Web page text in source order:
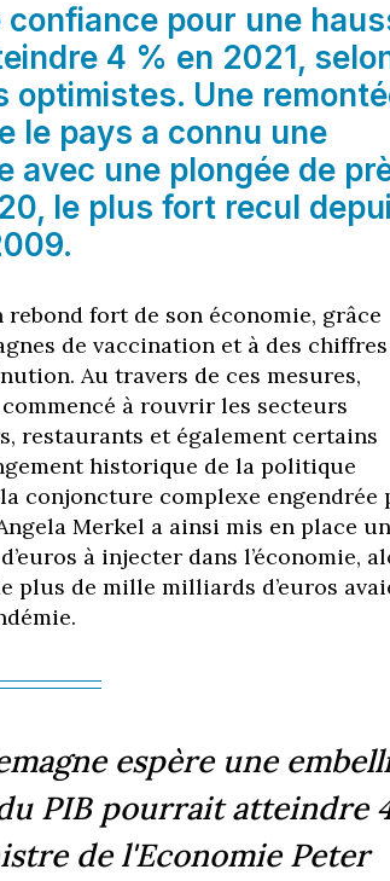
confiance pour une
4 % en 2021,
optimistes. Une
le pays a connu une
avec une plongée de
le plus fort recul
rebond fort de son économie, grâce
de vaccination et à des
Au travers de ces mesures,
à rouvrir les secteurs
restaurants et également certains
historique de la politique
conjoncture complexe engendrée
Merkel a ainsi mis en place un
à injecter dans l’économie,
plus de mille milliards d’euros
espère une
PIB pourrait atteindre
de l'Economie Peter